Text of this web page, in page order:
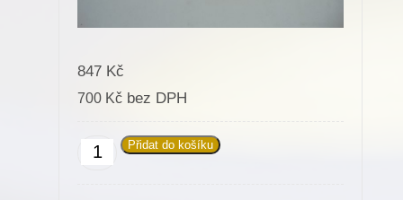
847 Kč
700 Kč bez DPH
Hnací
Přidat do košíku